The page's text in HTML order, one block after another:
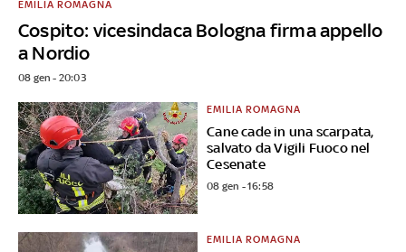
Cospito: vicesindaca Bologna firma appello
a Nordio
EMILIA ROMAGNA
08 gen - 20:03
Cane cade in una scarpata,
salvato da Vigili Fuoco nel
Cesenate
EMILIA ROMAGNA
08 gen - 16:58
EMILIA ROMAGNA